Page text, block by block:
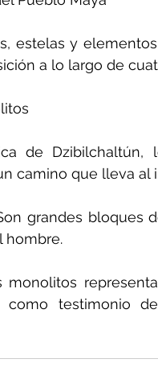
estelas y
a lo largo de
de
camino que lleva al
grandes bloques
hombre.
monolitos
testimonio